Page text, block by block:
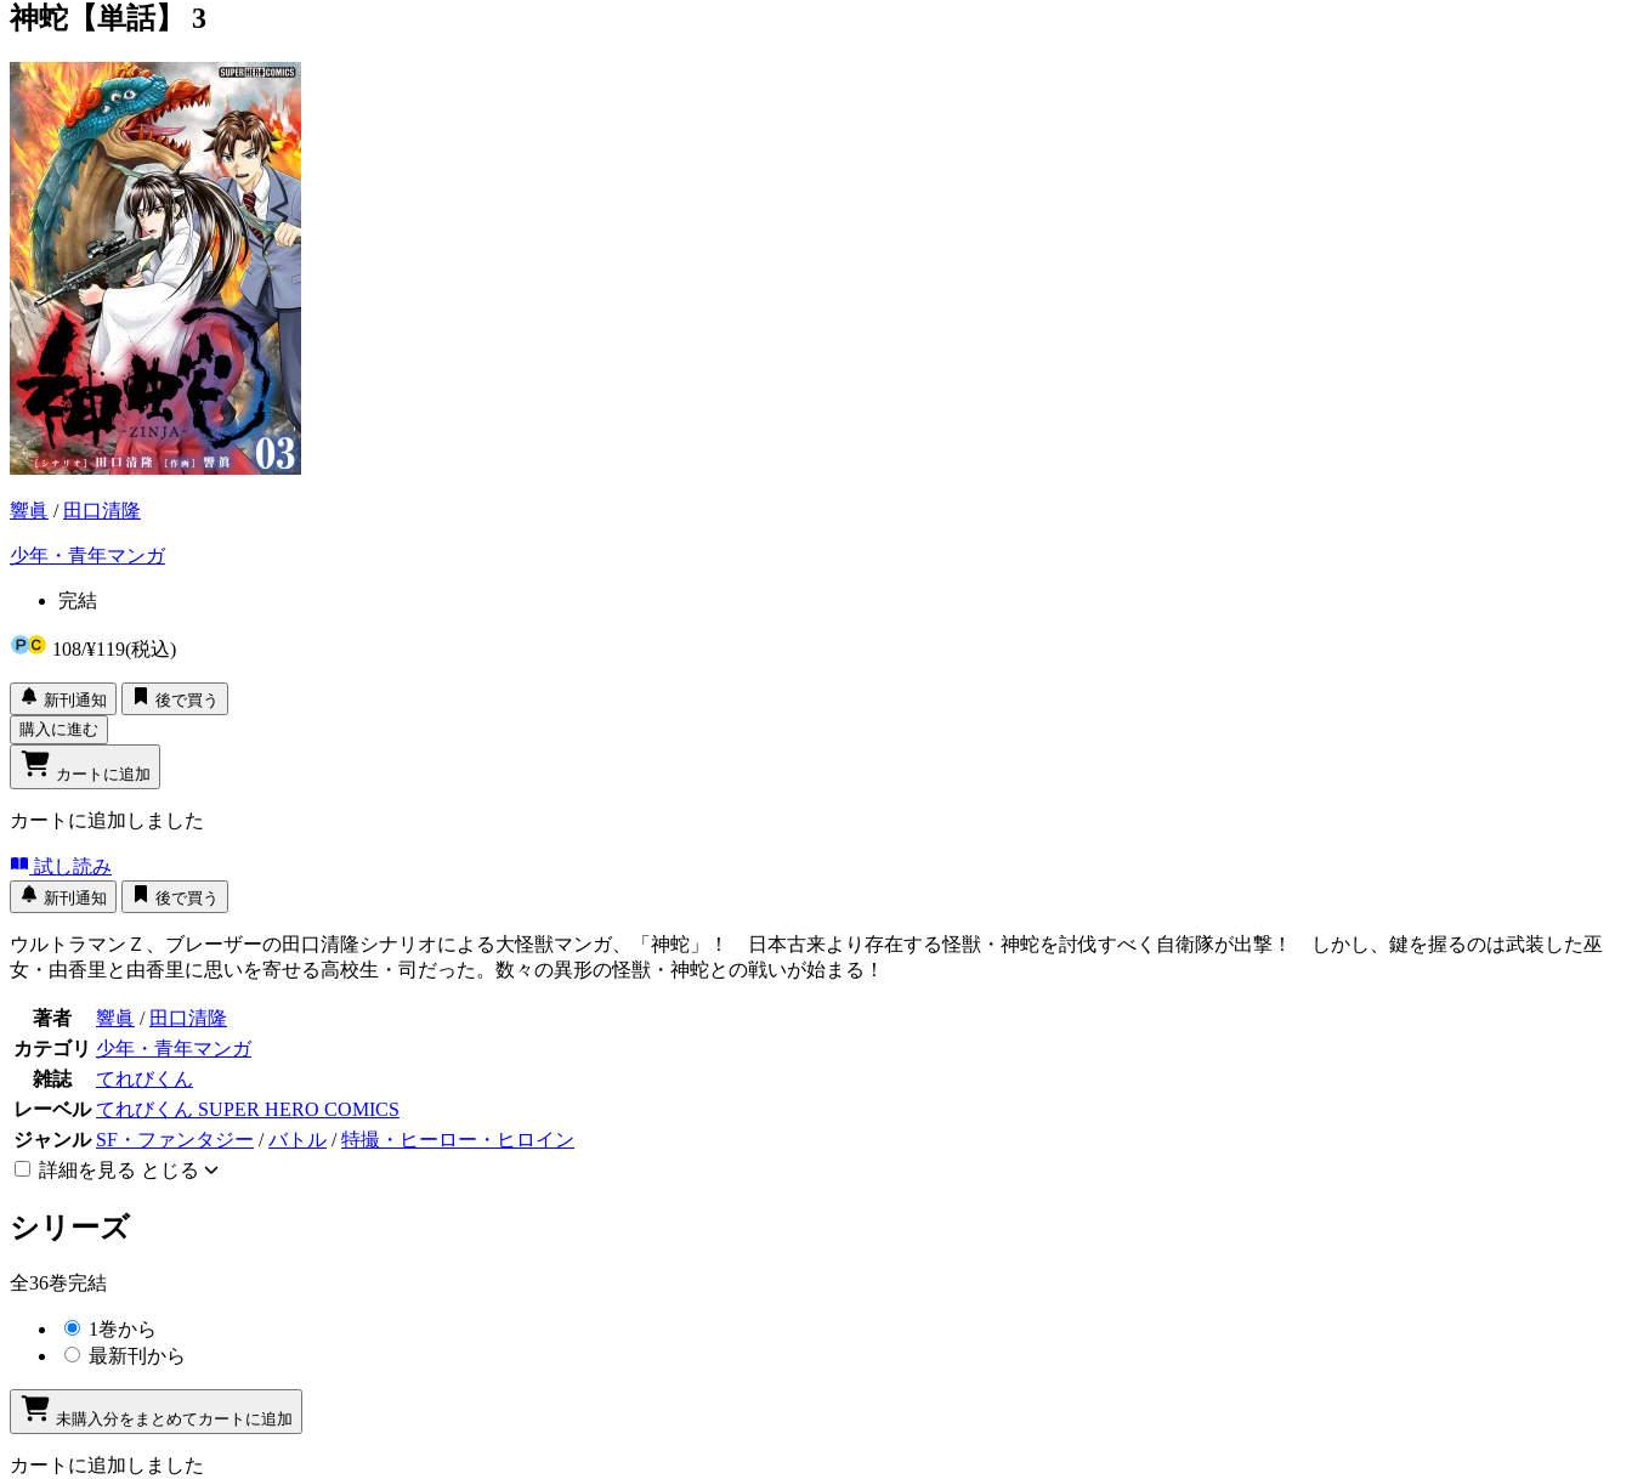
神蛇【単話】 3
響眞 / 田口清隆
少年・青年マンガ
完結
108/¥119(税込)
新刊通知
後で買う
購入に進む
カートに追加
カートに追加しました
試し読み
新刊通知 後で買う
ウルトラマンＺ、ブレーザーの田口清隆シナリオによる大怪獣マンガ、「神蛇」！ 日本古来より存在する怪獣・神蛇を討伐すべく自衛隊が出撃！ しかし、鍵を握るのは武装した巫
女・由香里と由香里に思いを寄せる高校生・司だった。数々の異形の怪獣・神蛇との戦いが始まる！
著者 響眞 / 田口清隆
カテゴリ 少年・青年マンガ
雑誌
てれびくん
レーベル てれびくん SUPER HERO COMICS
ジャンル SF・ファンタジー /バトル /特撮・ヒーロー・ヒロイン
詳細を見る とじる
シリーズ
全36巻完結
1巻から
最新刊から
未購入分をまとめてカートに追加
カートに追加しました